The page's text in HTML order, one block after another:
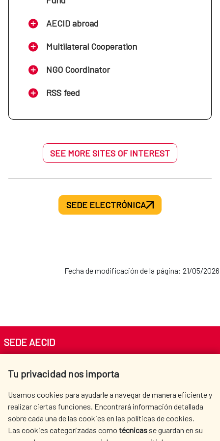
Cooperantes.
Resolución de 13 de julio de 2021, de la Dirección
Internacional para el Desarrollo, por la que se
impagos del seguro del cooperante.
AECID abroad
Multilateral Cooperation
NGO Coordinator
RSS feed
SEE MORE SITES OF INTEREST
SEDE ELECTRÓNICA
Fecha de modificación de la página: 21/05/2026
Tu privacidad nos importa
Usamos cookies para ayudarle a navegar de manera eficiente y
realizar ciertas funciones. Encontrará información detallada
sobre cada una de las cookies en las políticas de cookies.
Las cookies categorizadas como técnicas se guardan en su
SEDE AECID
Tel. +34 900 20 30 54​​​​​​​
AECID
WHERE DO WE COOPERATE?
SPANISH HUMANITARIAN
PRESS ROOM